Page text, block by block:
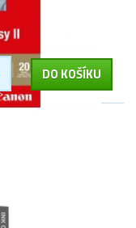
DO KOŠÍKU